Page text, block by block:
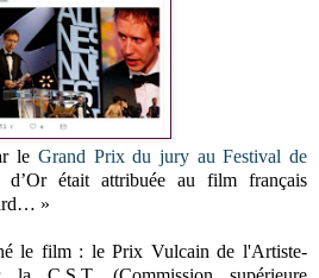
le Grand Prix du jury au Festival de
était attribuée au film français
»
le film : le Prix Vulcain de l'Artiste-